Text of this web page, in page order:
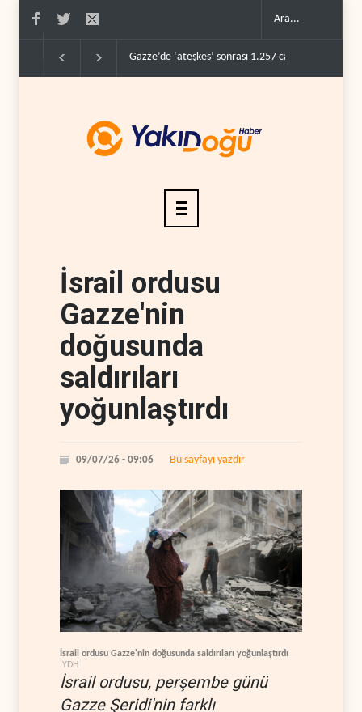
Gazze’de ‘ateşkes’ sonrası 1.257 can kaybı..
İsrail ordusu
Gazze'nin
doğusunda
saldırıları
yoğunlaştırdı
09/07/26 - 09:06 Bu sayfayı yazdır
İsrail ordusu Gazze'nin doğusunda saldırıları yoğunlaştırdı
YDH
İsrail ordusu, perşembe günü
Gazze Şeridi'nin farklı